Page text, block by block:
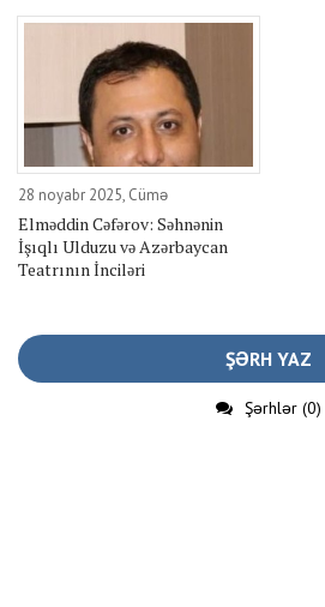
28 noyabr 2025, Cümə
Elməddin Cəfərov: Səhnənin
İşıqlı Ulduzu və Azərbaycan
Teatrının İnciləri
ŞƏRH YAZ
Şərhlər (0)